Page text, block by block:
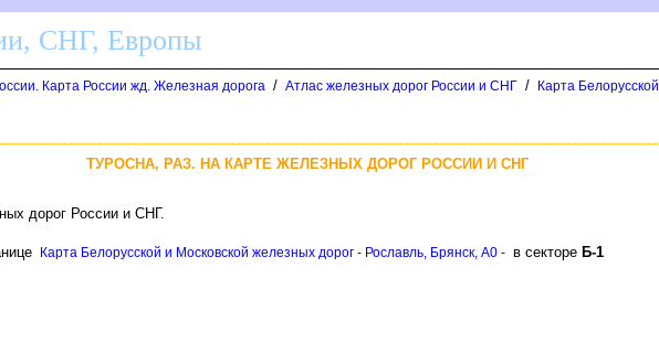
СНГ, Европы
Карта России жд. Железная дорога / Атлас железных дорог России и СНГ /
Карта
ТУРОСНА, РАЗ. НА КАРТЕ ЖЕЛЕЗНЫХ ДОРОГ РОССИИ И СНГ
дорог России и СНГ.
Карта Белорусской и Московской железных дорог - Рославль, Брянск, A0 - секторе Б-1